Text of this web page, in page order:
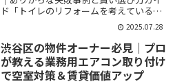
ド「トイレのリフォームを考えているけ
ど、うまくいくか不安」「葛飾区で信頼
できる業者をどう選べばいいのかわから
ない」とお悩みではありませんか？トイ
レリフォームは毎日使う場...
2025.07.28
渋谷区の物件オーナー必見｜プロ
が教える業務用エアコン取り付け
で空室対策＆賃貸価値アップ